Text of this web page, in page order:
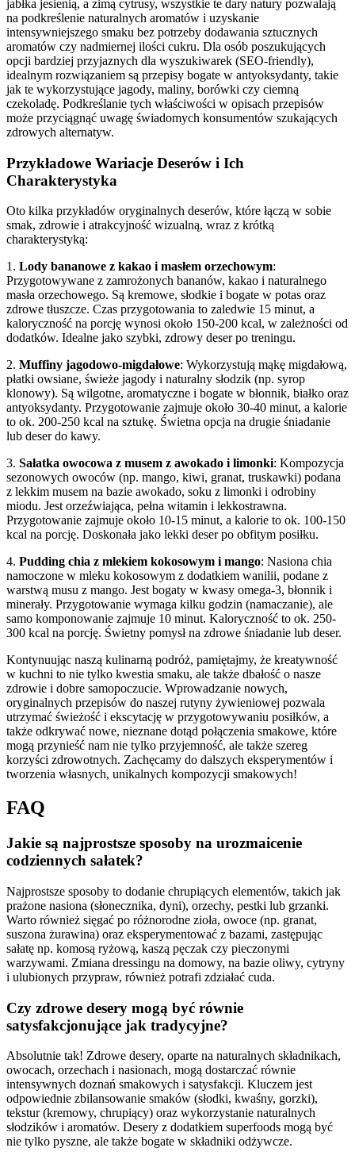
jabłka jesienią, a zimą cytrusy, wszystkie te dary natury pozwalają
na podkreślenie naturalnych aromatów i uzyskanie
intensywniejszego smaku bez potrzeby dodawania sztucznych
aromatów czy nadmiernej ilości cukru. Dla osób poszukujących
opcji bardziej przyjaznych dla wyszukiwarek (SEO-friendly),
idealnym rozwiązaniem są przepisy bogate w antyoksydanty, takie
jak te wykorzystujące jagody, maliny, borówki czy ciemną
czekoladę. Podkreślanie tych właściwości w opisach przepisów
może przyciągnąć uwagę świadomych konsumentów szukających
zdrowych alternatyw.
Przykładowe Wariacje Deserów i Ich
Charakterystyka
Oto kilka przykładów oryginalnych deserów, które łączą w sobie
smak, zdrowie i atrakcyjność wizualną, wraz z krótką
charakterystyką:
1. Lody bananowe z kakao i masłem orzechowym:
Przygotowywane z zamrożonych bananów, kakao i naturalnego
masła orzechowego. Są kremowe, słodkie i bogate w potas oraz
zdrowe tłuszcze. Czas przygotowania to zaledwie 15 minut, a
kaloryczność na porcję wynosi około 150-200 kcal, w zależności od
dodatków. Idealne jako szybki, zdrowy deser po treningu.
2. Muffiny jagodowo-migdałowe: Wykorzystują mąkę migdałową,
płatki owsiane, świeże jagody i naturalny słodzik (np. syrop
klonowy). Są wilgotne, aromatyczne i bogate w błonnik, białko oraz
antyoksydanty. Przygotowanie zajmuje około 30-40 minut, a kalorie
to ok. 200-250 kcal na sztukę. Świetna opcja na drugie śniadanie
lub deser do kawy.
3. Sałatka owocowa z musem z awokado i limonki: Kompozycja
sezonowych owoców (np. mango, kiwi, granat, truskawki) podana
z lekkim musem na bazie awokado, soku z limonki i odrobiny
miodu. Jest orzeźwiająca, pełna witamin i lekkostrawna.
Przygotowanie zajmuje około 10-15 minut, a kalorie to ok. 100-150
kcal na porcję. Doskonała jako lekki deser po obfitym posiłku.
4. Pudding chia z mlekiem kokosowym i mango: Nasiona chia
namoczone w mleku kokosowym z dodatkiem wanilii, podane z
warstwą musu z mango. Jest bogaty w kwasy omega-3, błonnik i
minerały. Przygotowanie wymaga kilku godzin (namaczanie), ale
samo komponowanie zajmuje 10 minut. Kaloryczność to ok. 250-
300 kcal na porcję. Świetny pomysł na zdrowe śniadanie lub deser.
Kontynuując naszą kulinarną podróż, pamiętajmy, że kreatywność
w kuchni to nie tylko kwestia smaku, ale także dbałość o nasze
zdrowie i dobre samopoczucie. Wprowadzanie nowych,
oryginalnych przepisów do naszej rutyny żywieniowej pozwala
utrzymać świeżość i ekscytację w przygotowywaniu posiłków, a
także odkrywać nowe, nieznane dotąd połączenia smakowe, które
mogą przynieść nam nie tylko przyjemność, ale także szereg
korzyści zdrowotnych. Zachęcamy do dalszych eksperymentów i
tworzenia własnych, unikalnych kompozycji smakowych!
FAQ
Jakie są najprostsze sposoby na urozmaicenie
codziennych sałatek?
Najprostsze sposoby to dodanie chrupiących elementów, takich jak
prażone nasiona (słonecznika, dyni), orzechy, pestki lub grzanki.
Warto również sięgać po różnorodne zioła, owoce (np. granat,
suszona żurawina) oraz eksperymentować z bazami, zastępując
sałatę np. komosą ryżową, kaszą pęczak czy pieczonymi
warzywami. Zmiana dressingu na domowy, na bazie oliwy, cytryny
i ulubionych przypraw, również potrafi zdziałać cuda.
Czy zdrowe desery mogą być równie
satysfakcjonujące jak tradycyjne?
Absolutnie tak! Zdrowe desery, oparte na naturalnych składnikach,
owocach, orzechach i nasionach, mogą dostarczać równie
intensywnych doznań smakowych i satysfakcji. Kluczem jest
odpowiednie zbilansowanie smaków (słodki, kwaśny, gorzki),
tekstur (kremowy, chrupiący) oraz wykorzystanie naturalnych
słodzików i aromatów. Desery z dodatkiem superfoods mogą być
nie tylko pyszne, ale także bogate w składniki odżywcze.